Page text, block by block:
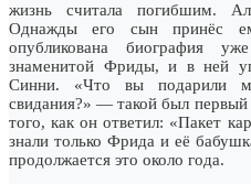
жизнь считала погибшим.
Однажды его сын принёс
опубликована биография
знаменитой Фриды, и в ней
Синни. «Что вы подарили
свидания?» — такой был
того, как он ответил: «Пакет
знали только Фрида и её
продолжается это около года.